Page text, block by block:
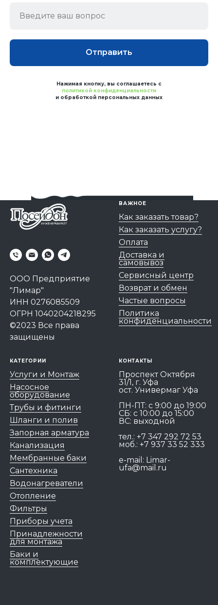
Отправить
Нажимая кнопку, вы соглашаетесь с
политикой конфиденциальности
и обработкой персональных данных
ООО Предприятие
"Лимар"
ИНН 0276085509
ОГРН 1040204218295
©2023 Все права
защищены
ВАЖНОЕ
Как заказать товар?
Как заказать услугу?
Оплата
Доставка и
самовывоз
Сервисный центр
Возврат и обмен
Частые вопросы
Политика
конфиденциальности
КАТЕГОРИИ
Услуги и Монтаж
Насосное
оборудование
Трубы и фитинги
Шланги и полив
Запорная арматура
Канализация
Мембранные баки
Сантехника
Водонагреватели
Отопление
Фильтры
Приборы учета
Принадлежности
для монтажа
Баки и
комплектующие
КОНТАКТЫ
Проспект Октября
31/1, г. Уфа
ост. Универмаг Уфа
ПН-ПТ: c 9:00 до 19:00
СБ: с 10:00 до 15:00
ВС: выходной
тел.: +7 347 292 72 53
моб.: +7 937 33 52 333
e-mail: Limar-
ufa@mail.ru